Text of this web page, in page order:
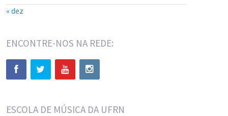
« dez
ENCONTRE-NOS NA REDE:
ESCOLA DE MÚSICA DA UFRN